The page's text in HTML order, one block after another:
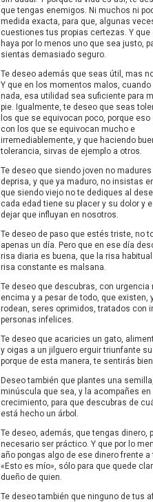
que tengas enemigos. Ni muchos ni
medida exacta, para que, algunas
cuestiones tus propias certezas. Y que
haya por lo menos uno que sea justo,
sientas demasiado seguro.
Te deseo además que seas útil, mas
Y que en los momentos malos,
nada, esa utilidad sea suficiente para
pie. Igualmente, te deseo que seas
los que se equivocan poco, porque
con los que se equivocan mucho e
irremediablemente, y que haciendo
tolerancia, sirvas de ejemplo a otros.
Te deseo que siendo joven no
deprisa, y que ya maduro, no insistas
que siendo viejo no te dediques al
cada edad tiene su placer y su dolor y
dejar que influyan en nosotros.
Te deseo de paso que estés triste, no
apenas un día. Pero que en ese día
risa diaria es buena, que la risa
risa constante es malsana.
Te deseo que descubras, con urgencia
encima y a pesar de todo, que existen,
rodean, seres oprimidos, tratados con
personas infelices.
Te deseo que acaricies un gato,
y oigas a un jilguero erguir triunfante
porque de esta manera, te sentirás
Deseo también que plantes una
minúscula que sea, y la acompañes en
crecimiento, para que descubras de
está hecho un árbol.
Te deseo, además, que tengas dinero,
necesario ser práctico. Y que por lo
año pongas algo de ese dinero frente a
«Esto es mío», sólo para que quede
dueño de quien.
Te deseo también que ninguno de tus